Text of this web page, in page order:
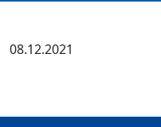
08.12.2021